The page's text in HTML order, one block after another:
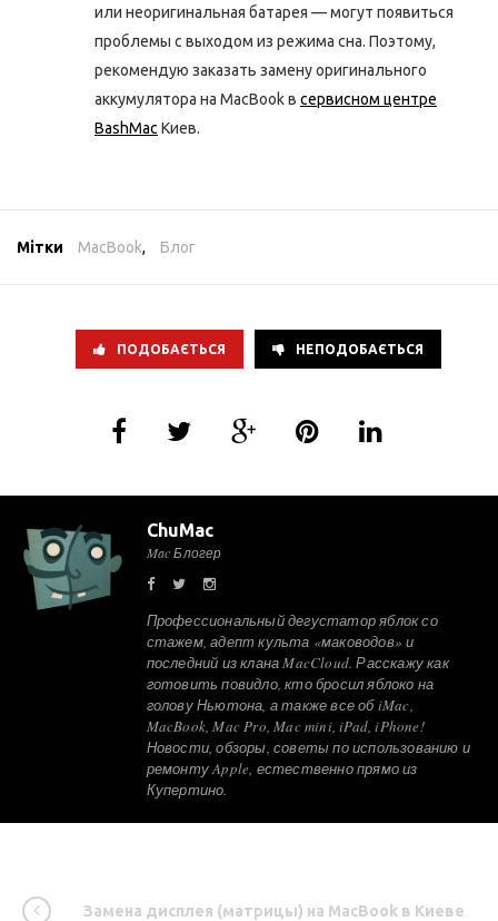
или неоригинальная батарея — могут появиться
проблемы с выходом из режима сна. Поэтому,
рекомендую заказать замену оригинального
аккумулятора на MacBook в сервисном центре
BashMac Киев.
Мітки MacBook, Блог
ПОДОБАЄТЬСЯ НЕПОДОБАЄТЬСЯ
ChuMac
Mac Блогер
Профессиональный дегустатор яблок со
стажем, адепт культа «маководов» и
последний из клана MacCloud. Расскажу как
готовить повидло, кто бросил яблоко на
голову Ньютона, а также все об iMac,
MacBook, Mac Pro, Mac mini, iPad, iPhone!
Новости, обзоры, советы по использованию и
ремонту Apple, естественно прямо из
Купертино.
Замена дисплея (матрицы) на MacBook в Киеве